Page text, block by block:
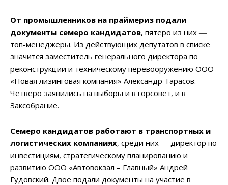
От промышленников на праймериз подали
документы семеро кандидатов, пятеро из них ―
топ-менеджеры. Из действующих депутатов в списке
значится заместитель генерального директора по
реконструкции и техническому перевооружению ООО
«Новая лизинговая компания» Александр Тарасов.
Четверо заявились на выборы и в горсовет, и в
Заксобрание.
Семеро кандидатов работают в транспортных и
логистических компаниях, среди них ― директор по
инвестициям, стратегическому планированию и
развитию ООО «Автовокзал – Главный» Андрей
Гудовский. Двое подали документы на участие в